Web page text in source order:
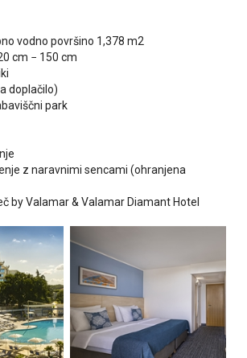
vodno površino 1,378 m2
cm − 150 cm
doplačilo)
park
z naravnimi sencami (ohranjena
by Valamar & Valamar Diamant Hotel